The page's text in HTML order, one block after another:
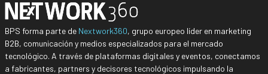
BPS forma parte de Nextwork360, grupo europeo líder en marketing
B2B, comunicación y medios especializados para el mercado
tecnológico. A través de plataformas digitales y eventos, conectamos
a fabricantes, partners y decisores tecnológicos impulsando la